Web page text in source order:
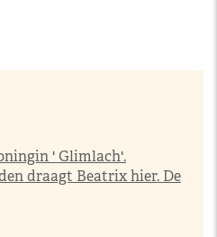
' Glimlach'.
draagt Beatrix hier. De